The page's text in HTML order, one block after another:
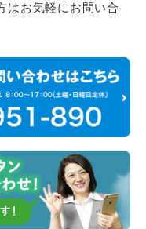
はお気軽にお問い合